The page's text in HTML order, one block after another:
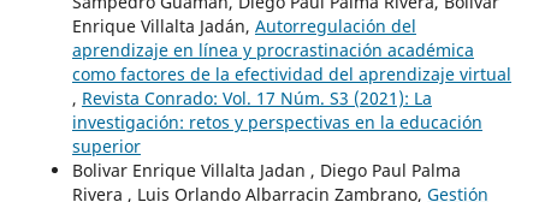
Enrique Villalta Jadán, Autorregulación del
aprendizaje en línea y procrastinación académica
como factores de la efectividad del aprendizaje virtual
, Revista Conrado: Vol. 17 Núm. S3 (2021): La
investigación: retos y perspectivas en la educación
superior
Bolivar Enrique Villalta Jadan , Diego Paul Palma
Rivera , Luis Orlando Albarracin Zambrano, Gestión